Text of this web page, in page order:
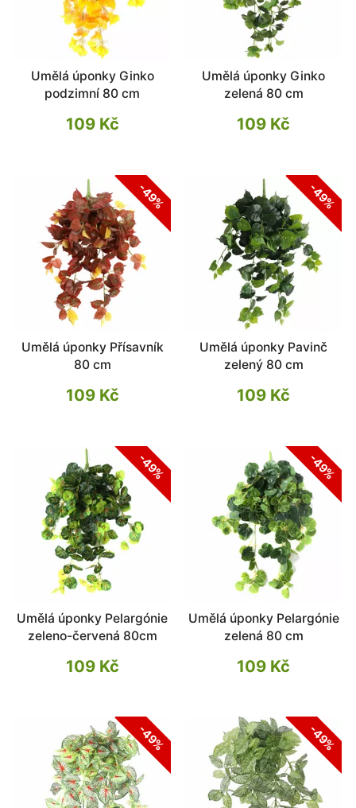
Umělá úponky Ginko
podzimní 80 cm
109 Kč
Umělá úponky Ginko
zelená 80 cm
109 Kč
-49%
Umělá úponky Přísavník
80 cm
109 Kč
-49%
Umělá úponky Pavinč
zelený 80 cm
109 Kč
-49%
Umělá úponky Pelargónie
zeleno-červená 80cm
109 Kč
-49%
Umělá úponky Pelargónie
zelená 80 cm
109 Kč
-49% -49%